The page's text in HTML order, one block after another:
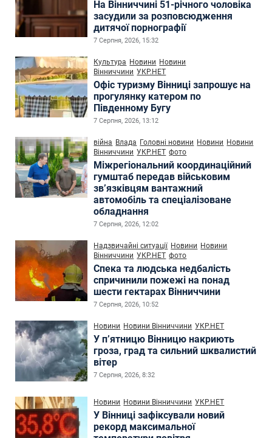
На Вінниччині 51-річного чоловіка
засудили за розповсюдження
дитячої порнографії
7 Серпня, 2026, 15:32
Культура Новини Новини
Вінниччини УКР.НЕТ
Офіс туризму Вінниці запрошує на
прогулянку катером по
Південному Бугу
7 Серпня, 2026, 13:12
війна Влада Головні новини Новини Новини
Вінниччини УКР.НЕТ фото
Міжрегіональний координаційний
гумштаб передав військовим
зв’язківцям вантажний
автомобіль та спеціалізоване
обладнання
7 Серпня, 2026, 12:02
Надзвичайні ситуації Новини Новини
Вінниччини УКР.НЕТ фото
Спека та людська недбалість
спричинили пожежі на понад
шести гектарах Вінниччини
7 Серпня, 2026, 10:52
Новини Новини Вінниччини УКР.НЕТ
У п’ятницю Вінницю накриють
гроза, град та сильний шквалистий
вітер
7 Серпня, 2026, 8:32
Новини Новини Вінниччини УКР.НЕТ
У Вінниці зафіксували новий
рекорд максимальної